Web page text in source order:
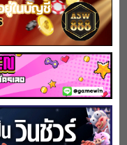
งินใช้ กรกฎ มังกร